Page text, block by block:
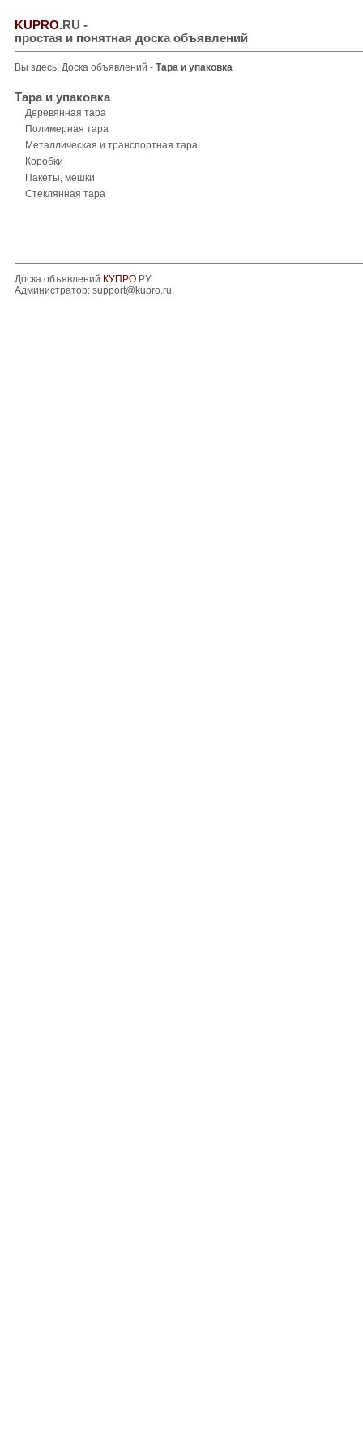
KUPRO.RU -
простая и понятная доска объявлений
Вы здесь: Доска объявлений - Тара и упаковка
Тара и упаковка
Деревянная тара
Полимерная тара
Металлическая и транспортная тара
Коробки
Пакеты, мешки
Стеклянная тара
Доска объявлений КУПРО.РУ.
Администратор: support@kupro.ru.